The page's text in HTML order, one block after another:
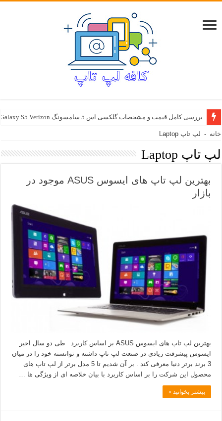
بررسی کامل قیمت و مشخصات گلکسی اس 5 سامسونگ Samsung Galaxy S5 Verizon
خانه - لپ تاپ Laptop
لپ تاپ Laptop
بهترین لپ تاپ های ایسوس ASUS موجود در
بازار
بهترین لپ تاپ های ایسوس ASUS بر اساس کاربرد طی دو سال اخیر
ایسوس پیشرفت زیادی در صنعت لپ تاپ داشته و توانسته خود را در میان
3 برند برتر دنیا معرفی کند . بر آن شدیم تا 5 مدل برتر از لپ تاپ های
محصول این شرکت را بر اساس کاربرد با بیان خلاصه ای از ویژگی ها …
بیشتر بخوانید »